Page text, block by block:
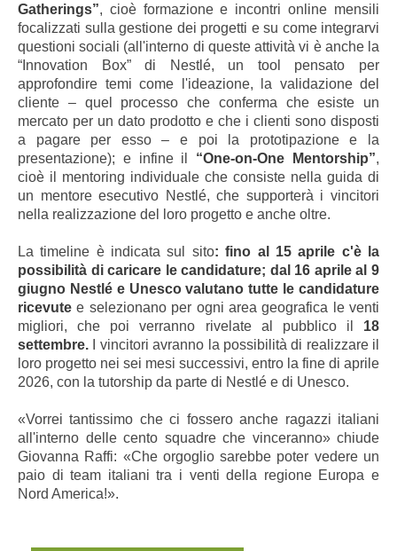
Gatherings”, cioè formazione e incontri online mensili
focalizzati sulla gestione dei progetti e su come integrarvi
questioni sociali (all'interno di queste attività vi è anche la
“Innovation Box” di Nestlé, un tool pensato per
approfondire temi come l'ideazione, la validazione del
cliente – quel processo che conferma che esiste un
mercato per un dato prodotto e che i clienti sono disposti
a pagare per esso – e poi la prototipazione e la
presentazione); e infine il “One-on-One Mentorship”,
cioè il mentoring individuale che consiste nella guida di
un mentore esecutivo Nestlé, che supporterà i vincitori
nella realizzazione del loro progetto e anche oltre.
La timeline è indicata sul sito: fino al 15 aprile c'è la
possibilità di caricare le candidature; dal 16 aprile al 9
giugno Nestlé e Unesco valutano tutte le candidature
ricevute e selezionano per ogni area geografica le venti
migliori, che poi verranno rivelate al pubblico il 18
settembre. I vincitori avranno la possibilità di realizzare il
loro progetto nei sei mesi successivi, entro la fine di aprile
2026, con la tutorship da parte di Nestlé e di Unesco.
«Vorrei tantissimo che ci fossero anche ragazzi italiani
all'interno delle cento squadre che vinceranno» chiude
Giovanna Raffi: «Che orgoglio sarebbe poter vedere un
paio di team italiani tra i venti della regione Europa e
Nord America!».